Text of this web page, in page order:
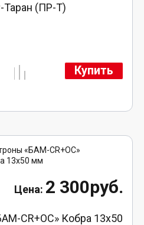
Таран (ПР-Т)
Купить
2 300руб.
CR+ОС» Кобра 13х50